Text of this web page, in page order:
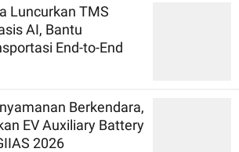
Luncurkan TMS
AI, Bantu
End-to-End
Berkendara,
EV Auxiliary Battery
2026